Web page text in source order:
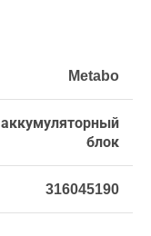
Metabo
аккумуляторный
блок
316045190